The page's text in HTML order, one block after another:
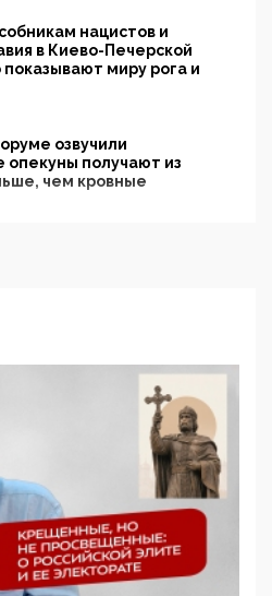
нацистов и
в Киево-Печерской
миру рога и
озвучили
получают из
чем кровные
в России, но
определять
Минцифры намерено
муниципалитетов право
и социальные объекты от
от борца с